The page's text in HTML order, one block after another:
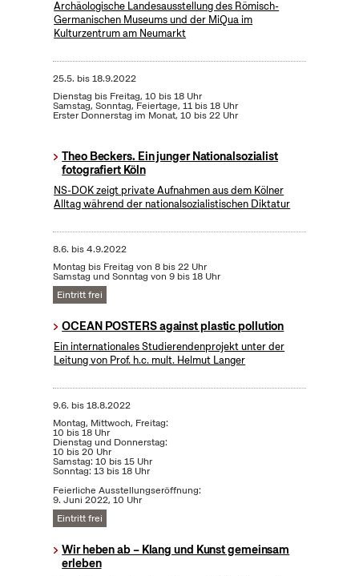
Archäologische Landesausstellung des Römisch-
Germanischen Museums und der MiQua im
Kulturzentrum am Neumarkt
25.5. bis18.9.2022
Dienstag bis Freitag, 10 bis 18 Uhr
Samstag, Sonntag, Feiertage, 11 bis 18 Uhr
Erster Donnerstag im Monat, 10 bis 22 Uhr
Theo Beckers. Ein junger Nationalsozialist
fotografiert Köln
NS-DOK zeigt private Aufnahmen aus dem Kölner
Alltag während der nationalsozialistischen Diktatur
8.6. bis4.9.2022
Montag bis Freitag von 8 bis 22 Uhr
Samstag und Sonntag von 9 bis 18 Uhr
Eintritt frei
OCEAN POSTERS against plastic pollution
Ein internationales Studierendenprojekt unter der
Leitung von Prof. h.c. mult. Helmut Langer
9.6. bis18.8.2022
Montag, Mittwoch, Freitag:
10 bis 18 Uhr
Dienstag und Donnerstag:
10 bis 20 Uhr
Samstag: 10 bis 15 Uhr
Sonntag: 13 bis 18 Uhr
Feierliche Ausstellungseröffnung:
9. Juni 2022, 10 Uhr
Eintritt frei
Wir heben ab – Klang und Kunst gemeinsam
erleben